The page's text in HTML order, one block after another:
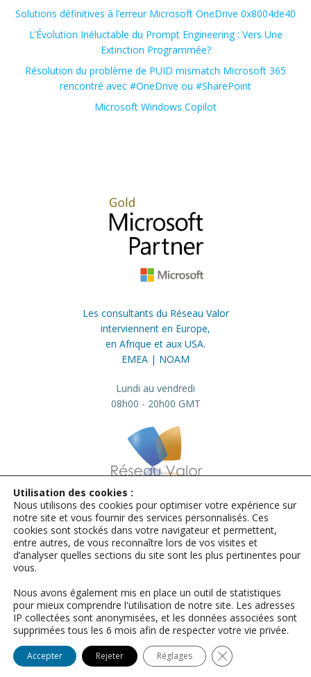
Solutions définitives à l’erreur Microsoft OneDrive 0x8004de40
L’Évolution Inéluctable du Prompt Engineering : Vers Une
Extinction Programmée?
Résolution du problème de PUID mismatch Microsoft 365
rencontré avec #OneDrive ou #SharePoint
Microsoft Windows Copilot
Les consultants du Réseau Valor
interviennent en Europe,
en Afrique et aux USA.
EMEA | NOAM
Lundi au vendredi
08h00 - 20h00 GMT
info@valor.pro +33 184 73 01 23
Mentions légales
© Microsoft | Sources Microsoft :
relatives aux produits Microsoft
© Adobe | Images Adobe Stock
Including illustrations by Midjourney
© 2009- 2026 | Réseau Valor
Utilisation des cookies :
Nous utilisons des cookies pour optimiser votre expérience sur
notre site et vous fournir des services personnalisés. Ces
cookies sont stockés dans votre navigateur et permettent,
entre autres, de vous reconnaître lors de vos visites et
d’analyser quelles sections du site sont les plus pertinentes pour
vous.
Nous avons également mis en place un outil de statistiques
pour mieux comprendre l'utilisation de notre site. Les adresses
IP collectées sont anonymisées, et les données associées sont
supprimées tous les 6 mois afin de respecter votre vie privée.
Accepter Rejeter Réglages Close GDPR